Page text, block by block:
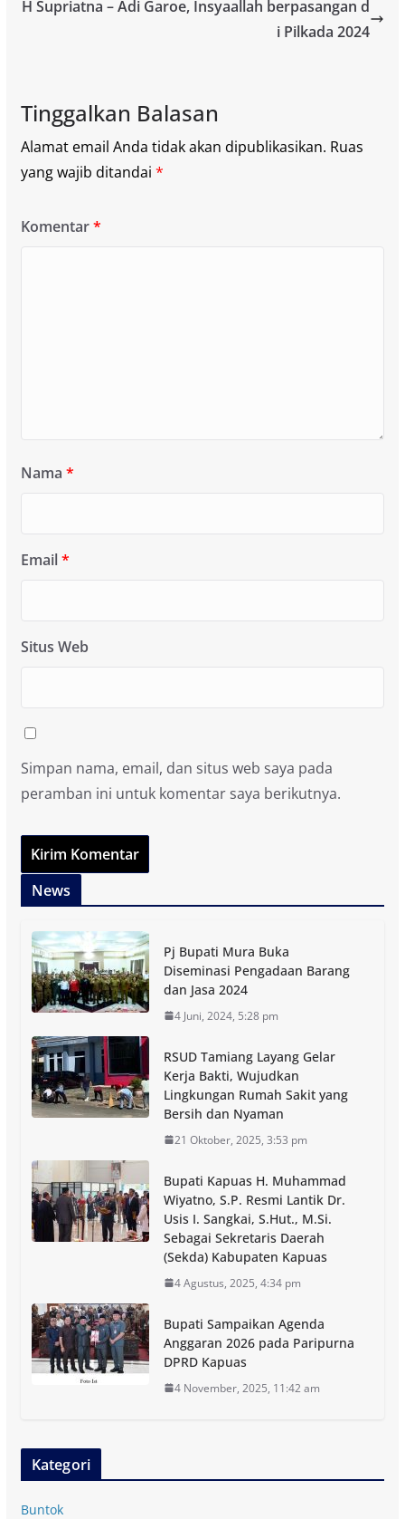
H Supriatna – Adi Garoe, Insyaallah berpasangan d
i Pilkada 2024
Tinggalkan Balasan
Alamat email Anda tidak akan dipublikasikan. Ruas
yang wajib ditandai *
Komentar*
Nama *
Email*
Situs Web
Simpan nama, email, dan situs web saya pada
peramban ini untuk komentar saya berikutnya.
News
Pj Bupati Mura Buka
Diseminasi Pengadaan Barang
dan Jasa 2024
4 Juni, 2024, 5:28 pm
RSUD Tamiang Layang Gelar
Kerja Bakti, Wujudkan
Lingkungan Rumah Sakit yang
Bersih dan Nyaman
21 Oktober, 2025, 3:53 pm
Bupati Kapuas H. Muhammad
Wiyatno, S.P. Resmi Lantik Dr.
Usis I. Sangkai, S.Hut., M.Si.
Sebagai Sekretaris Daerah
(Sekda) Kabupaten Kapuas
4 Agustus, 2025, 4:34 pm
Bupati Sampaikan Agenda
Anggaran 2026 pada Paripurna
DPRD Kapuas
4 November, 2025, 11:42 am
Kategori
Buntok